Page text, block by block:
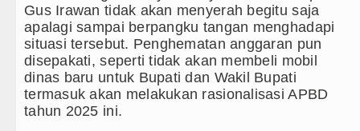
Gus Irawan tidak akan menyerah begitu saja
apalagi sampai berpangku tangan menghadapi
situasi tersebut. Penghematan anggaran pun
disepakati, seperti tidak akan membeli mobil
dinas baru untuk Bupati dan Wakil Bupati
termasuk akan melakukan rasionalisasi APBD
tahun 2025 ini.